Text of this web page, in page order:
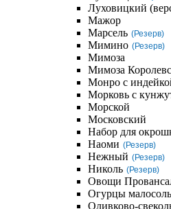
Луховицкий
Мажор
Марсель (Резерв)
Мимино (Резерв)
Мимоза
Мимоза
Монро с
Морковь с
Морской
Московский
Набор для
Наоми (Резерв)
Нежный (Резерв)
Николь (Резерв)
Овощи
Огурцы
Оливково-